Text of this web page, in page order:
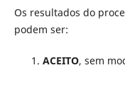
Os resultados do
podem ser:
ACEITO, sem